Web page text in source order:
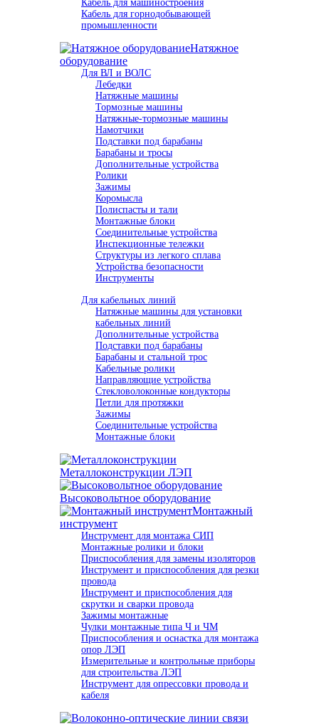
Кабель для машиностроения
Кабель для горнодобывающей
промышленности
Натяжное
оборудование
Для ВЛ и ВОЛС
Лебедки
Натяжные машины
Тормозные машины
Натяжные-тормозные машины
Намотчики
Подставки под барабаны
Барабаны и тросы
Дополнительные устройства
Ролики
Зажимы
Коромысла
Полиспасты и тали
Монтажные блоки
Соединительные устройства
Инспекционные тележки
Структуры из легкого сплава
Устройства безопасности
Инструменты
Для кабельных линий
Натяжные машины для установки
кабельных линий
Дополнительные устройства
Подставки под барабаны
Барабаны и стальной трос
Кабельные ролики
Направляющие устройства
Стекловолоконные кондукторы
Петли для протяжки
Зажимы
Соединительные устройства
Монтажные блоки
Металлоконструкции ЛЭП
Высоковольтное оборудование
Монтажный
инструмент
Инструмент для монтажа СИП
Монтажные ролики и блоки
Приспособления для замены изоляторов
Инструмент и приспособления для резки
провода
Инструмент и приспособления для
скрутки и сварки провода
Зажимы монтажные
Чулки монтажные типа Ч и ЧМ
Приспособления и оснастка для монтажа
опор ЛЭП
Измерительные и контрольные приборы
для строительства ЛЭП
Инструмент для опрессовки провода и
кабеля